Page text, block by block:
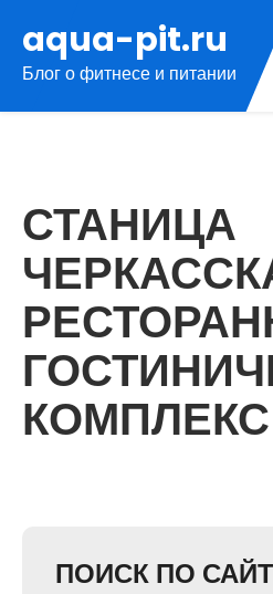
содержимому
aqua-pit.ru
Блог о фитнесе и питании
СТАНИЦА
КОМПЛЕКС
ПОИСК ПО